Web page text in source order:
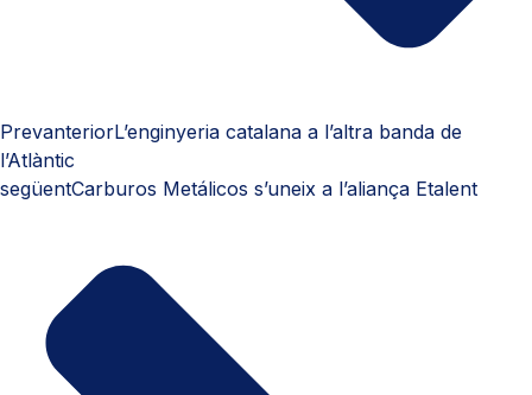
PrevanteriorL’enginyeria catalana a l’altra banda de
l’Atlàntic
següentCarburos Metálicos s’uneix a l’aliança Etalent